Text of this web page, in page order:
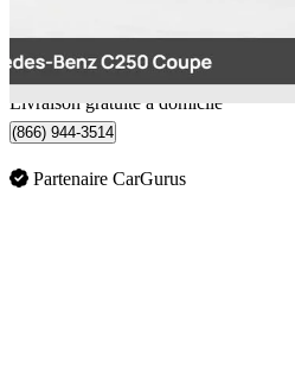
Livraison à domicile de Richmond, BC
Livraison gratuite à domicile
(866) 944-3514
Partenaire CarGurus